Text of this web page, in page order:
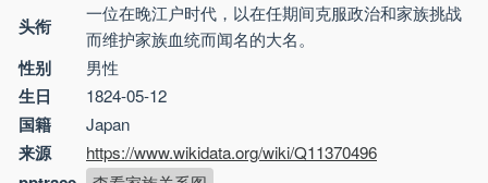
头衔
一位在晚江户时代，以在任期间克服政治和家族挑战
而维护家族血统而闻名的大名。
性别 男性
生日 1824-05-12
国籍 Japan
来源 https://www.wikidata.org/wiki/Q11370496